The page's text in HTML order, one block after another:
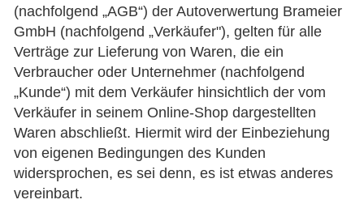
(nachfolgend „AGB“) der Autoverwertung Brameier
GmbH (nachfolgend „Verkäufer"), gelten für alle
Verträge zur Lieferung von Waren, die ein
Verbraucher oder Unternehmer (nachfolgend
„Kunde“) mit dem Verkäufer hinsichtlich der vom
Verkäufer in seinem Online-Shop dargestellten
Waren abschließt. Hiermit wird der Einbeziehung
von eigenen Bedingungen des Kunden
widersprochen, es sei denn, es ist etwas anderes
vereinbart.